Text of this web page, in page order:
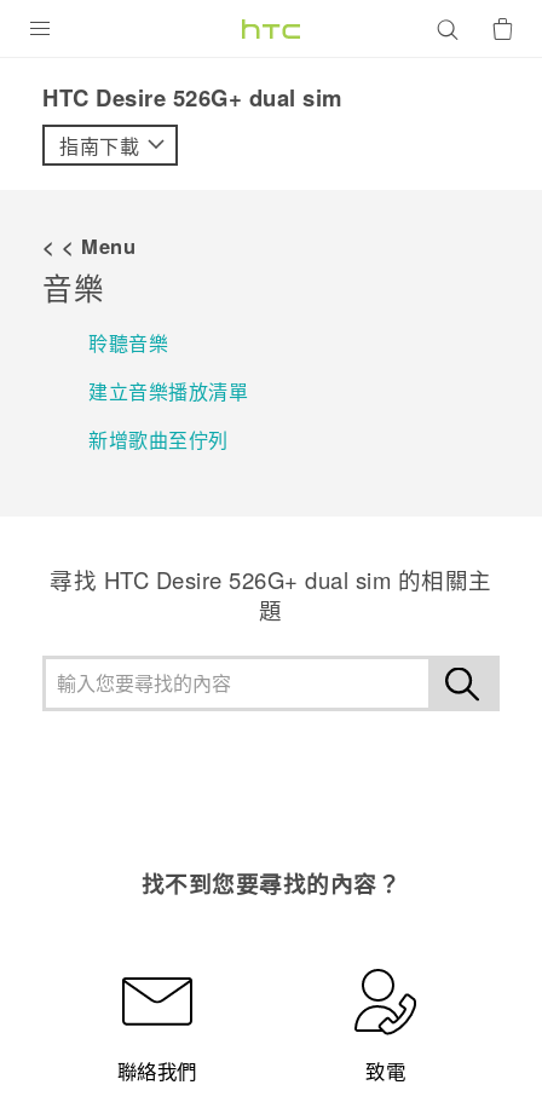
VIVE
配件
優惠專區
焦點訊息
銷售門市
登入
HTC Desire 526G+ dual sim‎
指南下載
< < Menu
音樂
聆聽音樂
建立音樂播放清單
新增歌曲至佇列
尋找 HTC Desire 526G+ dual sim 的相關主
題
找不到您要尋找的內容？
聯絡我們 致電